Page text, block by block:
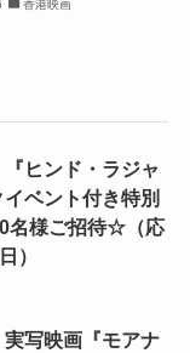
香港映画
『ヒンド・ラジャ
ベント付き特別
名様ご招待☆（応
）
実写映画『モアナ